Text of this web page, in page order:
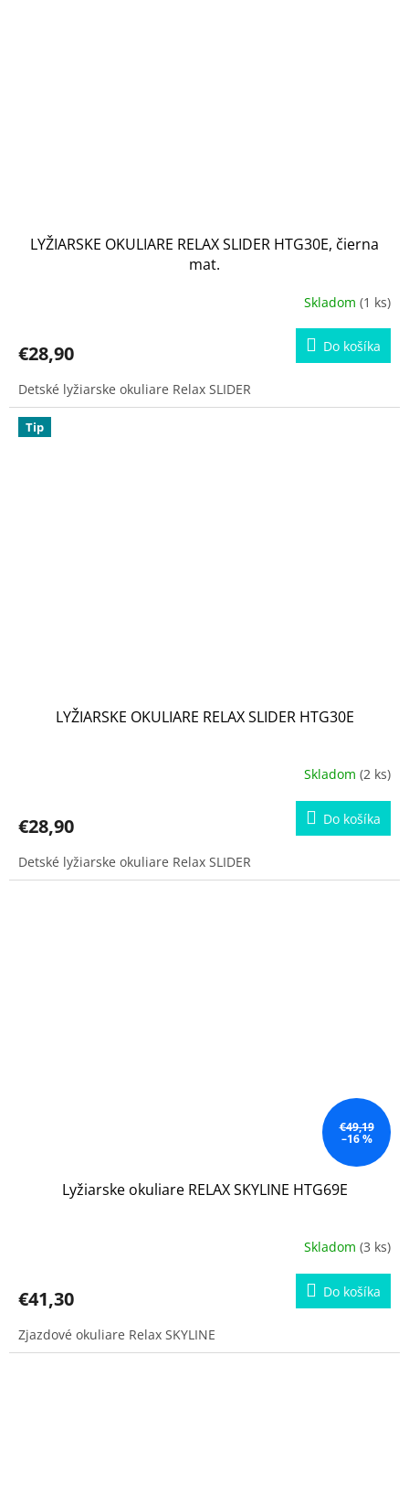
LYŽIARSKE OKULIARE RELAX SLIDER HTG30E, čierna
mat.
Skladom (1 ks)
€28,90 Do košíka
Detské lyžiarske okuliare Relax SLIDER
Tip
LYŽIARSKE OKULIARE RELAX SLIDER HTG30E
Skladom (2 ks)
€28,90 Do košíka
Detské lyžiarske okuliare Relax SLIDER
€49,19
–16 %
Lyžiarske okuliare RELAX SKYLINE HTG69E
Skladom (3 ks)
€41,30 Do košíka
Zjazdové okuliare Relax SKYLINE